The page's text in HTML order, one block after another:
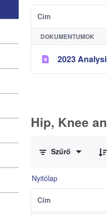
Cím
DOKUMENTUMOK
2023
Hip, Knee
Szűrő
Nyitólap
Cím